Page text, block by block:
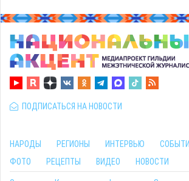
ПОДПИСАТЬСЯ НА НОВОСТИ
НАРОДЫ РЕГИОНЫ ИНТЕРВЬЮ
ФОТО
РЕЦЕПТЫ ВИДЕО НОВОСТИ